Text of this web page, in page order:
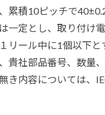
累積10ピッチで
一定とし、取り付け
リール中に1個以下と
貴社部品番号、数量
き内容については、